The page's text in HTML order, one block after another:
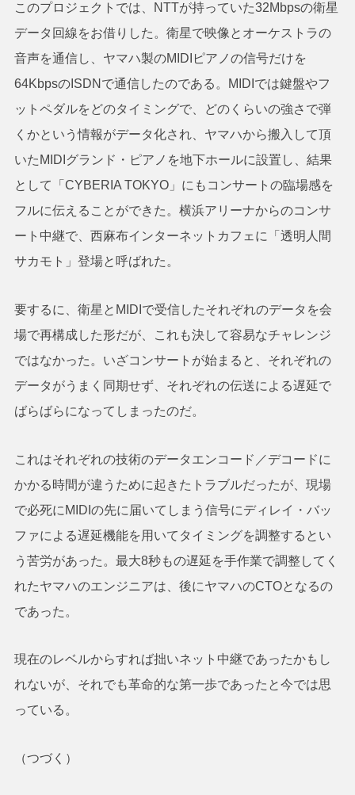
このプロジェクトでは、NTTが持っていた32Mbpsの衛星
データ回線をお借りした。衛星で映像とオーケストラの
音声を通信し、ヤマハ製のMIDIピアノの信号だけを
64KbpsのISDNで通信したのである。MIDIでは鍵盤やフ
ットペダルをどのタイミングで、どのくらいの強さで弾
くかという情報がデータ化され、ヤマハから搬入して頂
いたMIDIグランド・ピアノを地下ホールに設置し、結果
として「CYBERIA TOKYO」にもコンサートの臨場感を
フルに伝えることができた。横浜アリーナからのコンサ
ート中継で、西麻布インターネットカフェに「透明人間
サカモト」登場と呼ばれた。
要するに、衛星とMIDIで受信したそれぞれのデータを会
場で再構成した形だが、これも決して容易なチャレンジ
ではなかった。いざコンサートが始まると、それぞれの
データがうまく同期せず、それぞれの伝送による遅延で
ばらばらになってしまったのだ。
これはそれぞれの技術のデータエンコード／デコードに
かかる時間が違うために起きたトラブルだったが、現場
で必死にMIDIの先に届いてしまう信号にディレイ・バッ
ファによる遅延機能を用いてタイミングを調整するとい
う苦労があった。最大8秒もの遅延を手作業で調整してく
れたヤマハのエンジニアは、後にヤマハのCTOとなるの
であった。
現在のレベルからすれば拙いネット中継であったかもし
れないが、それでも革命的な第一歩であったと今では思
っている。
（つづく）